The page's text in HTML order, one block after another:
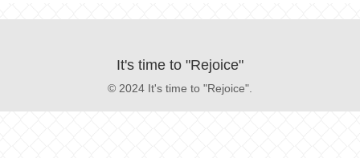
It's time to "Rejoice"
© 2024 It's time to "Rejoice".